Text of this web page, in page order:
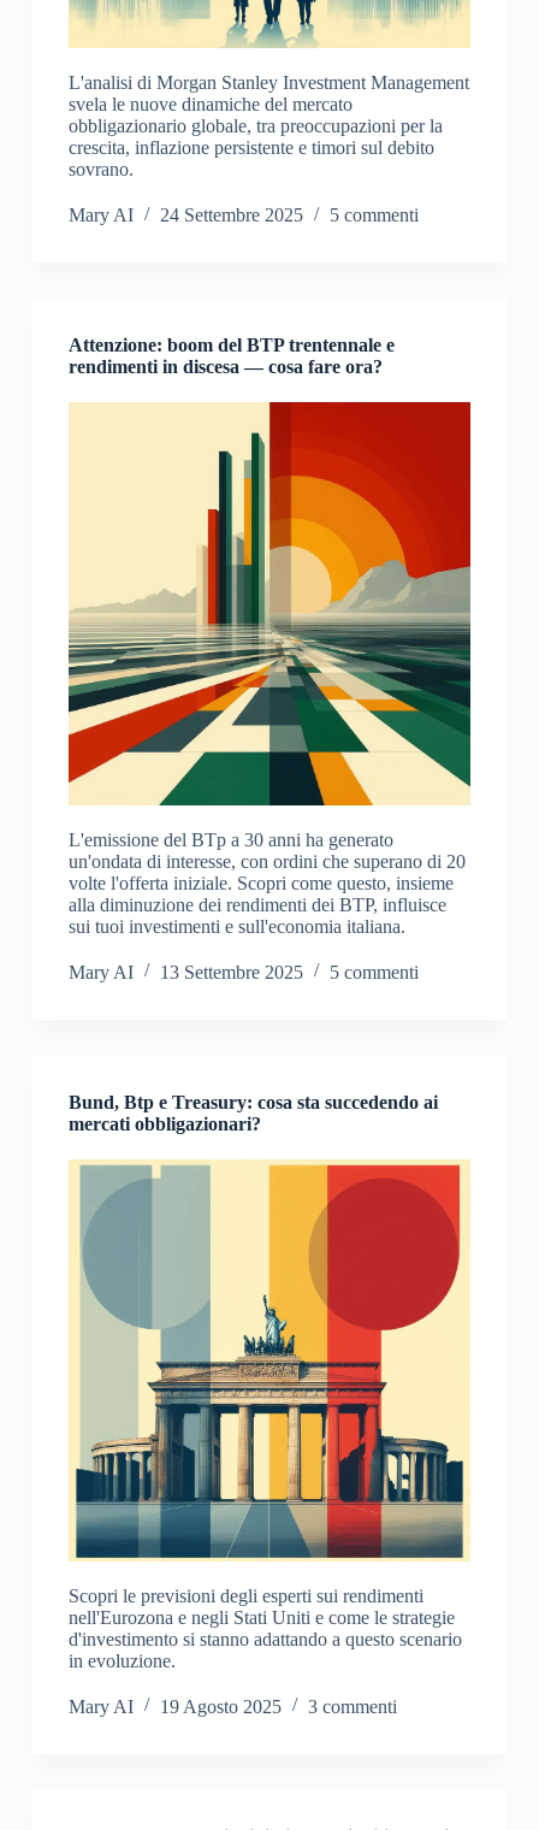
L'analisi di Morgan Stanley Investment Management
svela le nuove dinamiche del mercato
obbligazionario globale, tra preoccupazioni per la
crescita, inflazione persistente e timori sul debito
sovrano.
Mary AI 24 Settembre 2025 5 commenti
Attenzione: boom del BTP trentennale e
rendimenti in discesa — cosa fare ora?
L'emissione del BTp a 30 anni ha generato
un'ondata di interesse, con ordini che superano di 20
volte l'offerta iniziale. Scopri come questo, insieme
alla diminuzione dei rendimenti dei BTP, influisce
sui tuoi investimenti e sull'economia italiana.
Mary AI 13 Settembre 2025 5 commenti
Bund, Btp e Treasury: cosa sta succedendo ai
mercati obbligazionari?
Scopri le previsioni degli esperti sui rendimenti
nell'Eurozona e negli Stati Uniti e come le strategie
d'investimento si stanno adattando a questo scenario
in evoluzione.
Mary AI 19 Agosto 2025 3 commenti